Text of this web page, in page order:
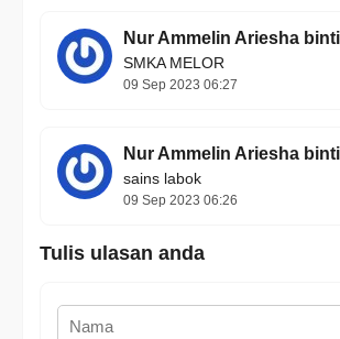
Nur Ammelin Ariesha
SMKA MELOR
09 Sep 2023 06:27
Nur Ammelin Ariesha
sains labok
09 Sep 2023 06:26
Tulis ulasan anda